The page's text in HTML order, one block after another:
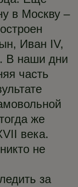
в Москву –
Иван IV,
В наши дни
часть
же
века.
не
за